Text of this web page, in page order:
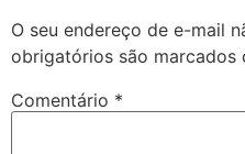
O seu endereço de e-mail
obrigatórios são marcados
Comentário *